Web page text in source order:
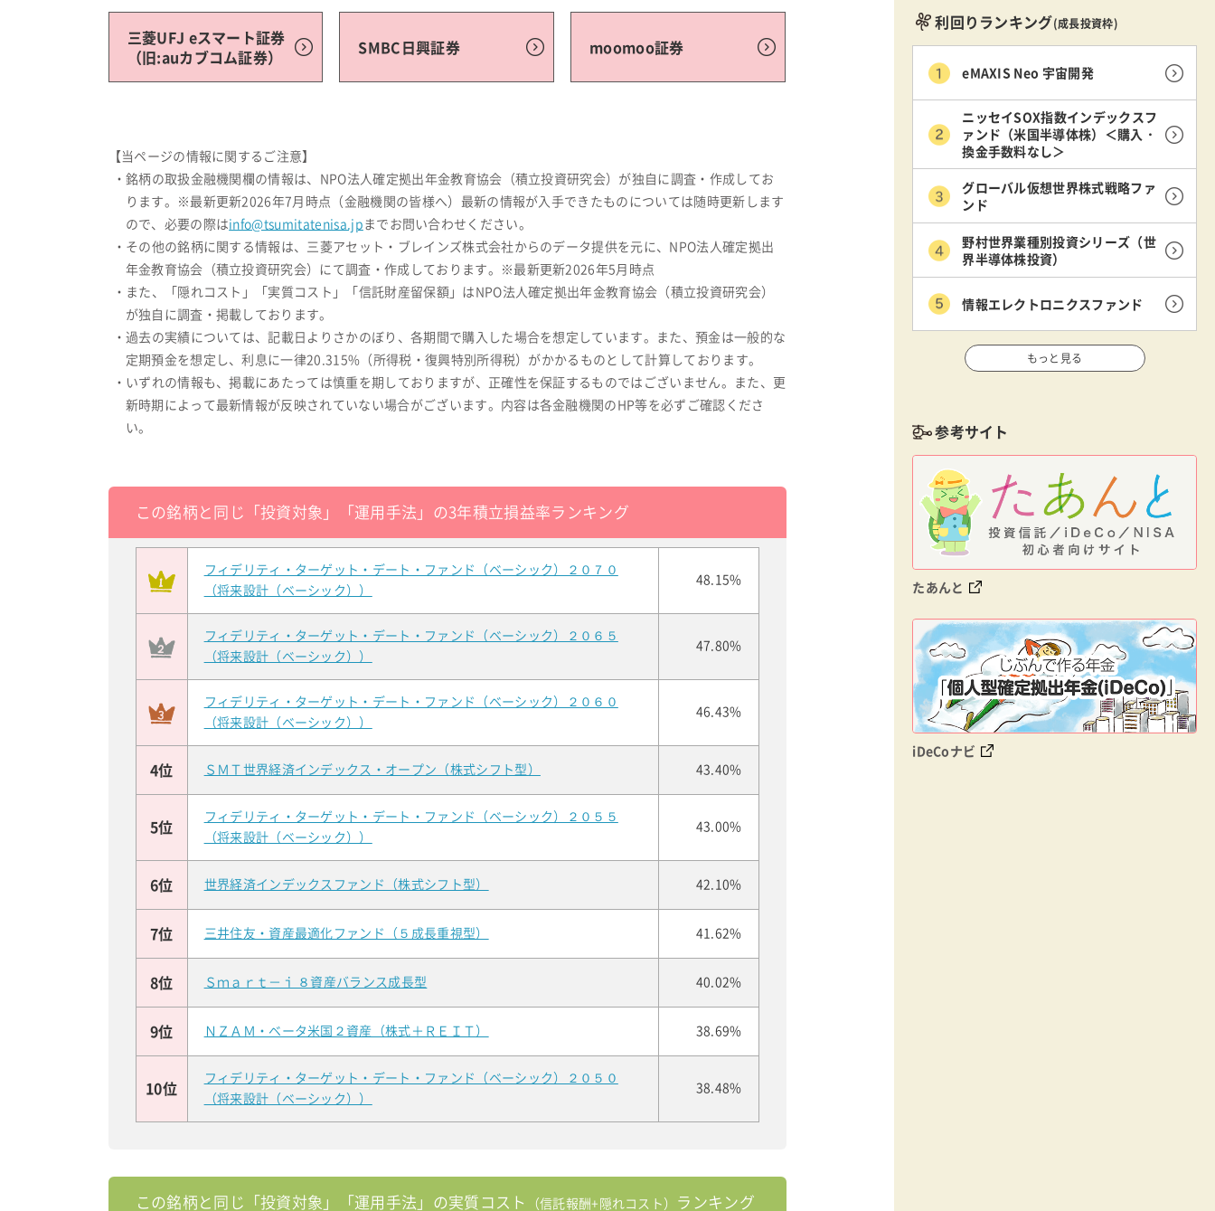
三菱UFJ eスマート証券
（旧:auカブコム証券）
SMBC日興証券 moomoo証券
【当ページの情報に関するご注意】
・銘柄の取扱金融機関欄の情報は、NPO法人確定拠出年金教育協会（積立投資研究会）が独自に調査・作成してお
ります。※最新更新2026年7月時点（金融機関の皆様へ）最新の情報が入手できたものについては随時更新します
ので、必要の際はinfo@tsumitatenisa.jp までお問い合わせください。
・その他の銘柄に関する情報は、三菱アセット・ブレインズ株式会社からのデータ提供を元に、NPO法人確定拠出
年金教育協会（積立投資研究会）にて調査・作成しております。※最新更新2026年5月時点
・また、「隠れコスト」「実質コスト」「信託財産留保額」はNPO法人確定拠出年金教育協会（積立投資研究会）
が独自に調査・掲載しております。
・過去の実績については、記載日よりさかのぼり、各期間で購入した場合を想定しています。また、預金は一般的な
定期預金を想定し、利息に一律20.315%（所得税・復興特別所得税）がかかるものとして計算しております。
・いずれの情報も、掲載にあたっては慎重を期しておりますが、正確性を保証するものではございません。また、更
新時期によって最新情報が反映されていない場合がございます。内容は各金融機関のHP等を必ずご確認くださ
い。
この銘柄と同じ「投資対象」「運用手法」の3年積立損益率ランキング
フィデリティ・ターゲット・デート・ファンド（ベーシック）２０７０
（将来設計（ベーシック））
48.15%
フィデリティ・ターゲット・デート・ファンド（ベーシック）２０６５
（将来設計（ベーシック））
47.80%
フィデリティ・ターゲット・デート・ファンド（ベーシック）２０６０
（将来設計（ベーシック））
46.43%
4位 ＳＭＴ世界経済インデックス・オープン（株式シフト型） 43.40%
5位
フィデリティ・ターゲット・デート・ファンド（ベーシック）２０５５
（将来設計（ベーシック））
43.00%
6位 世界経済インデックスファンド（株式シフト型） 42.10%
7位 三井住友・資産最適化ファンド（５成長重視型） 41.62%
8位 Ｓｍａｒｔ－ｉ ８資産バランス成長型 40.02%
9位 ＮＺＡＭ・ベータ米国２資産（株式＋ＲＥＩＴ） 38.69%
10位
フィデリティ・ターゲット・デート・ファンド（ベーシック）２０５０
（将来設計（ベーシック））
38.48%
この銘柄と同じ「投資対象」「運用手法」の実質コスト （信託報酬+隠れコスト） ランキング
利回りランキング(成長投資枠)
eMAXIS Neo 宇宙開発
ニッセイSOX指数インデックスフ
ァンド（米国半導体株）＜購入・
換金手数料なし＞
グローバル仮想世界株式戦略ファ
ンド
野村世界業種別投資シリーズ（世
界半導体株投資）
情報エレクトロニクスファンド
もっと見る
参考サイト
たあんと
iDeCoナビ